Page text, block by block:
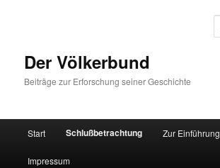
Der Völkerbund
Beiträge zur Erforschung seiner Geschichte
Start Schlußbetrachtung Zur Einführung
Impressum